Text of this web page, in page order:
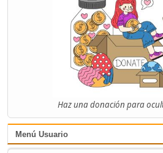
Haz una donación para
Menú Usuario